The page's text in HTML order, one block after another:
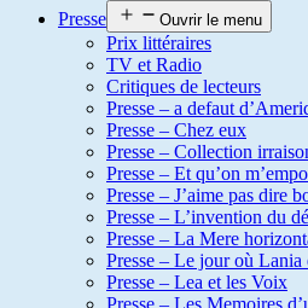
Presse
Ouvrir le menu
Prix littéraires
TV et Radio
Critiques de lecteurs
Presse – a defaut
Presse – Chez eux
Presse – Collection
Presse – Et qu’on
Presse – J’aime pas dire
Presse – L’invention du
Presse – La Mere
Presse – Le jour où Lania
Presse – Lea et les Voix
Presse – Les Memoires